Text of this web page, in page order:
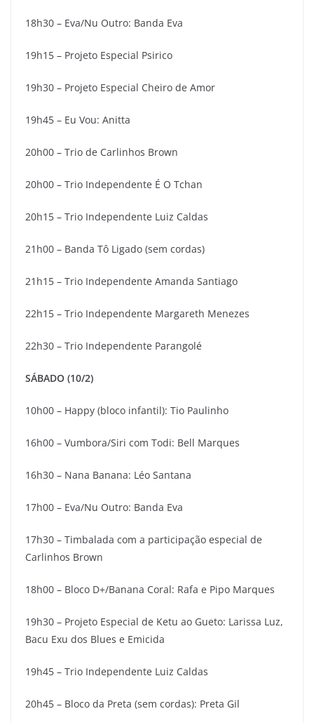
18h30 – Eva/Nu Outro: Banda Eva
19h15 – Projeto Especial Psirico
19h30 – Projeto Especial Cheiro de Amor
19h45 – Eu Vou: Anitta
20h00 – Trio de Carlinhos Brown
20h00 – Trio Independente É O Tchan
20h15 – Trio Independente Luiz Caldas
21h00 – Banda Tô Ligado (sem cordas)
21h15 – Trio Independente Amanda Santiago
22h15 – Trio Independente Margareth Menezes
22h30 – Trio Independente Parangolé
SÁBADO (10/2)
10h00 – Happy (bloco infantil): Tio Paulinho
16h00 – Vumbora/Siri com Todi: Bell Marques
16h30 – Nana Banana: Léo Santana
17h00 – Eva/Nu Outro: Banda Eva
17h30 – Timbalada com a participação especial de
Carlinhos Brown
18h00 – Bloco D+/Banana Coral: Rafa e Pipo Marques
19h30 – Projeto Especial de Ketu ao Gueto: Larissa Luz,
Bacu Exu dos Blues e Emicida
19h45 – Trio Independente Luiz Caldas
20h45 – Bloco da Preta (sem cordas): Preta Gil